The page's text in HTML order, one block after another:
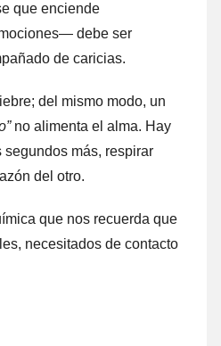
que enciende
debe ser
de caricias.
del mismo modo, un
no alimenta el alma. Hay
más, respirar
del otro.
que nos recuerda que
necesitados de contacto